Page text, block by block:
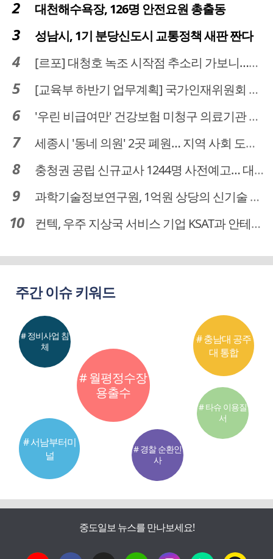
대천해수욕장, 126명 안전요원 총출동
성남시, 1기 분당신도시 교통정책 새판 짠다
[르포] 대청호 녹조 시작점 추소리 가보니…걷어내도 짙은 초록빛
[교육부 하반기 업무계획] 국가인재위원회 신설… 거점국립대 3곳 성장엔진·AI 분야 패키지 지원
'우린 비급여만' 건강보험 미청구 의료기관 대전 65곳 충남 31곳
세종시 '동네 의원' 2곳 폐원… 지역 사회 도마 위
충청권 공립 신규교사 1244명 사전예고… 대전 초등 34명서 4명으로
과학기술정보연구원, 1억원 상당의 신기술 기업 이전 완료
컨텍, 우주 지상국 서비스 기업 KSAT과 안테나 6기 계약 체결
주간 이슈 키워드
# 월평정수장
용출수
# 서남부터미
널
# 충남대 공주
대 통합
# 정비사업 침
체
# 경찰 순환인
사
# 타슈 이용질
서
중도일보 뉴스를 만나보세요!